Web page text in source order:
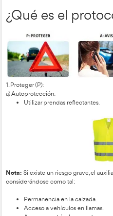
La primera persona que
Definición:
Cadena de la supervivencia:
que permiten salvar la vida y
que es víctima de una
En situaciones de accidente,
Por ello, se ha establecido
sencillo de aplicar
¿Qué es el